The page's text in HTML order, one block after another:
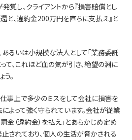
覚し、クライアントから『損害賠償とし
と、違約金200万円を直ちに支払え』と
あるいは小規模な法人として「業務委託
て、これほど血の気が引き、絶望の淵に
。
仕事上で多少のミスをして会社に損害を
よって強く守られています。会社が従業
金（違約金）を払え」とあらかじめ定め
されており、個人の生活が脅かされる